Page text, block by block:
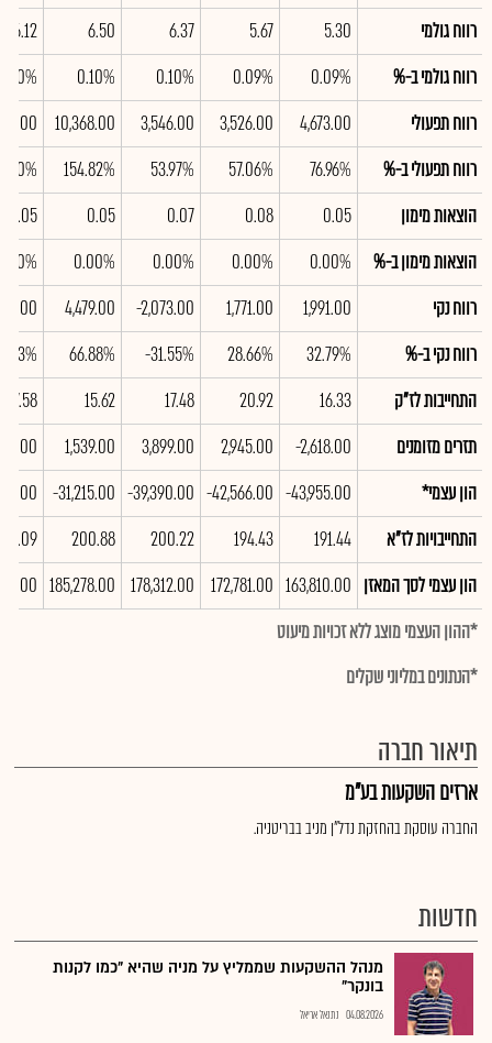
רווח גולמי
5.30
5.67
6.37
6.50
6.12
רווח גולמי ב-%
0.09%
0.09%
0.10%
0.10%
0.10%
רווח תפעולי
4,673.00
3,526.00
3,546.00
10,368.00
רווח תפעולי ב-%
76.96%
57.06%
53.97%
154.82%
הוצאות מימון
0.05
0.08
0.07
0.05
0.05
הוצאות מימון ב-%
0.00%
0.00%
0.00%
0.00%
רווח נקי
1,991.00
1,771.00
-2,073.00
4,479.00
רווח נקי ב-%
32.79%
28.66%
-31.55%
66.88%
התחייבות לז"ק
16.33
20.92
17.48
15.62
17.58
תזרים מזומנים
-2,618.00
2,945.00
3,899.00
1,539.00
הון עצמי*
-43,955.00
-42,566.00
-39,390.00
-31,215.00
התחייבויות לז"א
191.44
194.43
200.22
200.88
הון עצמי לסך המאזן 163,810.00
172,781.00
178,312.00
185,278.00
*ההון העצמי מוצג ללא זכויות מיעוט
*הנתונים במליוני שקלים
תיאור חברה
ארזים השקעות בע"מ
החברה עוסקת בהחזקת נדל"ן מניב בבריטניה.
חדשות
מנהל ההשקעות שממליץ על מניה שהיא "כמו לקנות
בונקר"
04.08.2026 נתנאל אריאל